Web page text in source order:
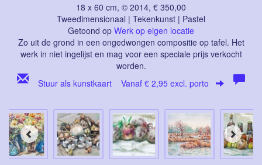
18 x 60 cm, © 2014, € 350,00
Tweedimensionaal | Tekenkunst | Pastel
Getoond op Werk op eigen locatie
Zo uit de grond in een ongedwongen compositie op tafel. Het
werk in niet ingelijst en mag voor een speciale prijs verkocht
worden.
Stuur als kunstkaart Vanaf € 2,95 excl. porto